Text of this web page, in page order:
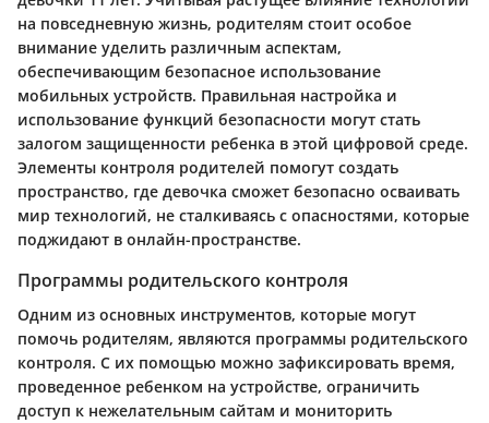
на повседневную жизнь, родителям стоит особое
внимание уделить различным аспектам,
обеспечивающим безопасное использование
мобильных устройств. Правильная настройка и
использование функций безопасности могут стать
залогом защищенности ребенка в этой цифровой среде.
Элементы контроля родителей помогут создать
пространство, где девочка сможет безопасно осваивать
мир технологий, не сталкиваясь с опасностями, которые
поджидают в онлайн-пространстве.
Программы родительского контроля
Одним из основных инструментов, которые могут
помочь родителям, являются программы родительского
контроля. С их помощью можно зафиксировать время,
проведенное ребенком на устройстве, ограничить
доступ к нежелательным сайтам и мониторить